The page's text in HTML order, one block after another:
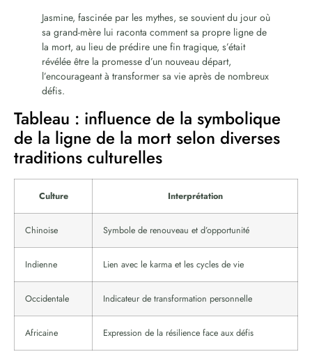
Jasmine, fascinée par les mythes, se souvient du jour où
sa grand-mère lui raconta comment sa propre ligne de
la mort, au lieu de prédire une fin tragique, s’était
révélée être la promesse d’un nouveau départ,
l’encourageant à transformer sa vie après de nombreux
défis.
Tableau : influence de la symbolique
de la ligne de la mort selon diverses
traditions culturelles
Culture Interprétation
Chinoise Symbole de renouveau et d’opportunité
Indienne Lien avec le karma et les cycles de vie
Occidentale Indicateur de transformation personnelle
Africaine Expression de la résilience face aux défis